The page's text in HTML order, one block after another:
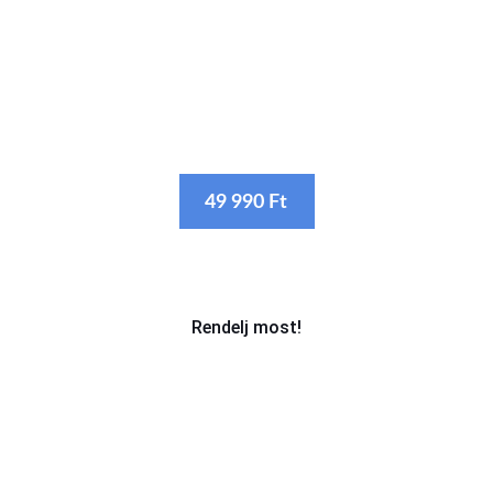
49 990 Ft
Rendelj most!